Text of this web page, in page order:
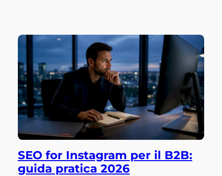
SEO for Instagram per il B2B:
guida pratica 2026